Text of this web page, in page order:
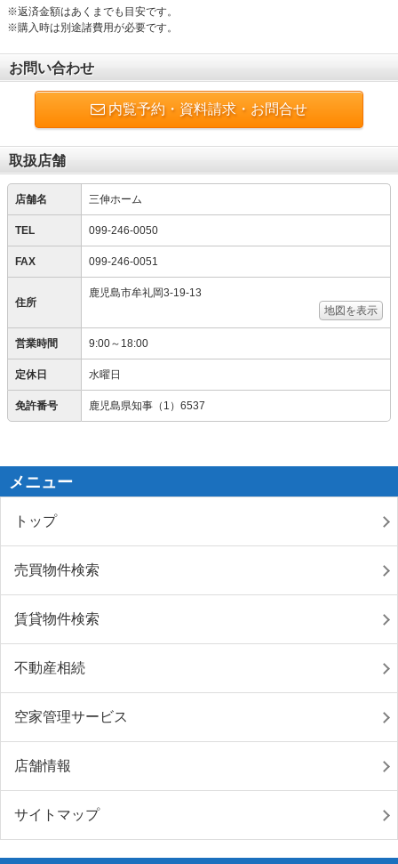
※返済金額はあくまでも目安です。
※購入時は別途諸費用が必要です。
お問い合わせ
内覧予約・資料請求・お問合せ
取扱店舗
店舗名 三伸ホーム
TEL 099-246-0050
FAX 099-246-0051
住所
鹿児島市牟礼岡3-19-13
地図を表示
営業時間 9:00～18:00
定休日 水曜日
免許番号 鹿児島県知事（1）6537
メニュー
トップ
売買物件検索
賃貸物件検索
不動産相続
空家管理サービス
店舗情報
サイトマップ